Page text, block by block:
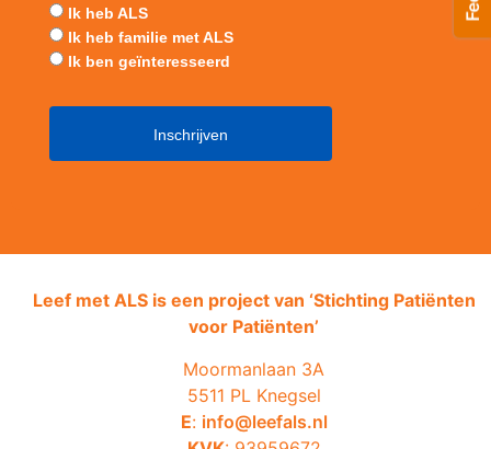
Ik heb ALS
Ik heb familie met ALS
Ik ben geïnteresseerd
Leef met ALS is een project van ‘Stichting Patiënten
voor Patiënten’
Moormanlaan 3A
5511 PL Knegsel
E: info@leefals.nl